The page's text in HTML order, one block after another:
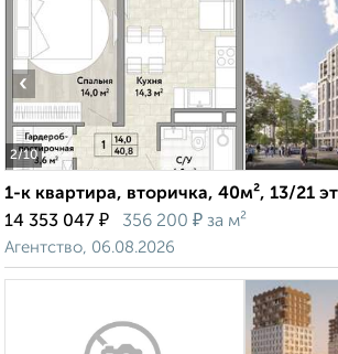
2/10
‹
1-к квартира, вторичка, 40м², 13/21
14 353 047 ₽ 356 200 ₽ за м²
Агентство, 06.08.2026